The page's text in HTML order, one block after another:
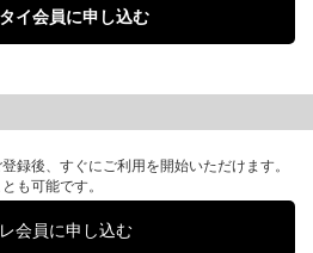
録後、すぐにご利用を開始いただけます。
も可能です。